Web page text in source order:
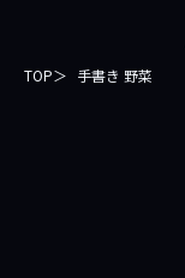
TOP 手書き 野菜